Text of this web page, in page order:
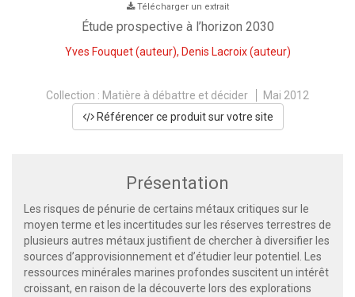
Télécharger un extrait
Étude prospective à l’horizon 2030
Yves Fouquet(auteur), Denis Lacroix(auteur)
Collection : Matière à débattre et décider
Mai 2012
Référencer ce produit sur votre site
Présentation
Les risques de pénurie de certains métaux critiques sur le
moyen terme et les incertitudes sur les réserves terrestres de
plusieurs autres métaux justifient de chercher à diversifier les
sources d’approvisionnement et d’étudier leur potentiel. Les
ressources minérales marines profondes suscitent un intérêt
croissant, en raison de la découverte lors des explorations